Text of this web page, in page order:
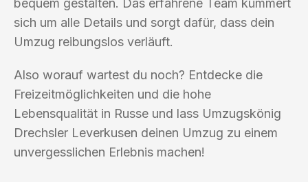
bequem gestalten. Das erfahrene Team kümmert
sich um alle Details und sorgt dafür, dass dein
Umzug reibungslos verläuft.
Also worauf wartest du noch? Entdecke die
Freizeitmöglichkeiten und die hohe
Lebensqualität in Russe und lass Umzugskönig
Drechsler Leverkusen deinen Umzug zu einem
unvergesslichen Erlebnis machen!